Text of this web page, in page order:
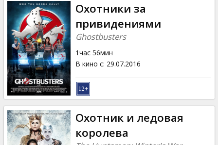
Охотники за
привидениями
Ghostbusters
1час 56мин
В кино с: 29.07.2016
Охотник и ледовая
королева